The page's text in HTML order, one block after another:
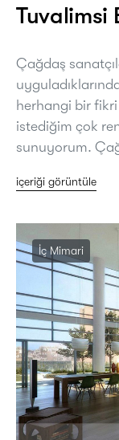
Tuvalimsi
Çağdaş
herhangi bir
istediğim çok
sunuyorum.
içeriği görüntüle
İç Mimari